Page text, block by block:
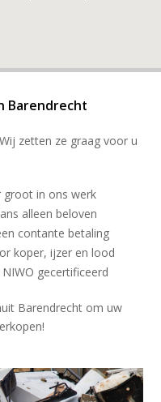
Barendrecht
zetten ze graag voor u
groot in ons werk
alleen beloven
contante betaling
koper, ijzer en lood
gecertificeerd
Barendrecht om uw